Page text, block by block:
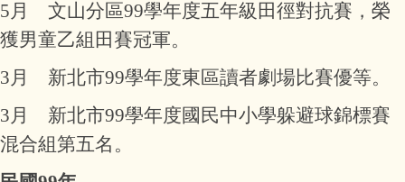
5月 文山分區99學年度五年級田徑對抗賽，榮
獲男童乙組田賽冠軍。
3月 新北市99學年度東區讀者劇場比賽優等。
3月 新北市99學年度國民中小學躲避球錦標賽
混合組第五名。